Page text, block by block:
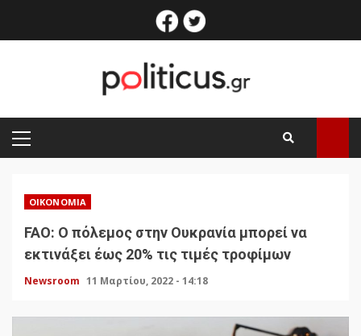
facebook
PRIMARY
MENU
ΟΙΚΟΝΟΜΊΑ
FAO: Ο πόλεμος στην Ουκρανία μπορεί να
εκτινάξει έως 20% τις τιμές τροφίμων
Newsroom 11 Μαρτίου, 2022 - 14:18